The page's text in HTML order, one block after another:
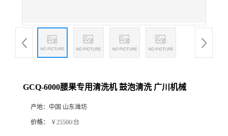
GCQ-6000腰果专用清洗机 鼓泡清洗 广川机械
产地： 中国 山东潍坊
价格： ￥25500/台